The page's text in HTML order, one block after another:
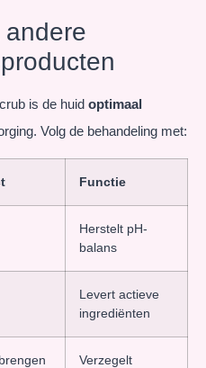
is de huid optimaal
Volg de behandeling met:
Functie
Herstelt pH-
balans
Levert actieve
ingrediënten
Verzegelt